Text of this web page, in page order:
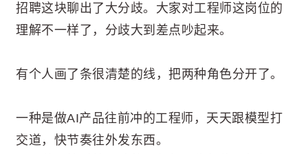
招聘这块聊出了大分歧。大家对工程师这岗位的
理解不一样了，分歧大到差点吵起来。
有个人画了条很清楚的线，把两种角色分开了。
一种是做AI产品往前冲的工程师，天天跟模型打
交道，快节奏往外发东西。